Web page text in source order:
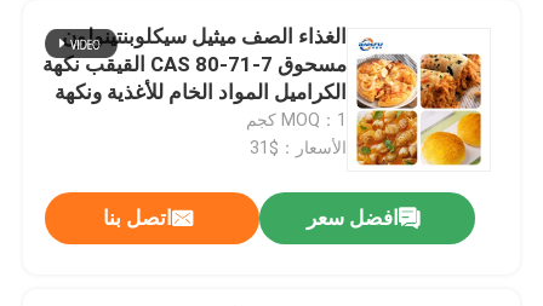
الغذاء الصف ميثيل سيكلوبنتينولون
مسحوق CAS 80-71-7 القيقب نكهة
الكراميل المواد الخام للأغذية ونكهة
العطر محسن
MOQ：1 كجم
الأسعار：$31
افضل سعر اتصل بنا